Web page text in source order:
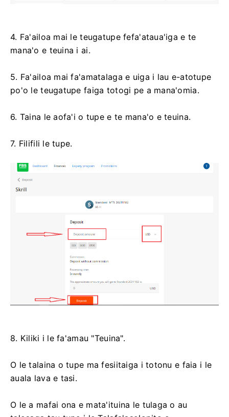
4. Fa'ailoa mai le teugatupe fefa'ataua'iga e te
mana'o e teuina i ai.
5. Fa'ailoa mai fa'amatalaga e uiga i lau e-atotupe
po'o le teugatupe faiga totogi pe a mana'omia.
6. Taina le aofa'i o tupe e te mana'o e teuina.
7. Filifili le tupe.
8. Kiliki i le fa'amau "Teuina".
O le talaina o tupe ma fesiitaiga i totonu e faia i le
auala lava e tasi.
O le a mafai ona e mata'ituina le tulaga o au